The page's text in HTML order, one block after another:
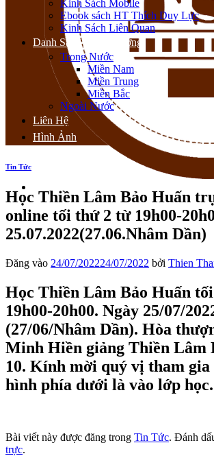
Kinh Sách Mobile
Ebook sách HT Thích Duy Lực
Kinh Sách Liên Quan
Danh Sách Thiền Đường
Trong Nước
Miền Nam
Miền Trung
Miền Bắc
Ngoài Nước
Liên Hệ
Hình Ảnh
Tin Tức
Học Thiền Lâm Bảo Huấn
online tối thứ 2 từ 19h00-
25.07.2022(27.06.Nhâm Dần)
Đăng vào 24/07/202224/07/2022 bởi Thien
Học Thiền Lâm Bảo Huấn
19h00-20h00. Ngày 25/07/
(27/06/Nhâm Dần). Hòa
Minh Hiền giảng Thiền Lâm
10. Kính mời quý vị tham gia
hình phía dưới là vào lớp học.
Bài viết này được đăng trong Tin Tức. Đánh
trực.